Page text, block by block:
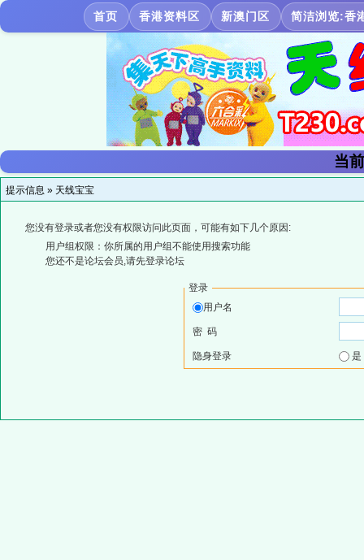
首页 香港资料区 新澳门区 简洁浏览:香
当
提示信息 » 天线宝宝
您没有登录或者您没有权限访问此页面，可能有如下几个原因:
用户组权限：你所属的用户组不能使用搜索功能
您还不是论坛会员,请先登录论坛
登录
用户名
密 码
隐身登录